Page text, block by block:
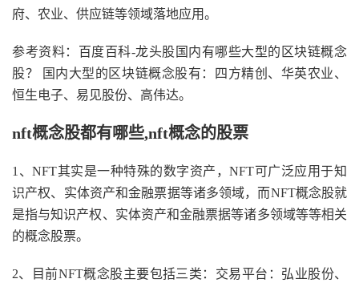
府、农业、供应链等领域落地应用。
参考资料：百度百科-龙头股国内有哪些大型的区块链概念
股？ 国内大型的区块链概念股有：四方精创、华英农业、
恒生电子、易见股份、高伟达。
nft概念股都有哪些,nft概念的股票
1、NFT其实是一种特殊的数字资产，NFT可广泛应用于知
识产权、实体资产和金融票据等诸多领域，而NFT概念股就
是指与知识产权、实体资产和金融票据等诸多领域等等相关
的概念股票。
2、目前NFT概念股主要包括三类：交易平台：弘业股份、